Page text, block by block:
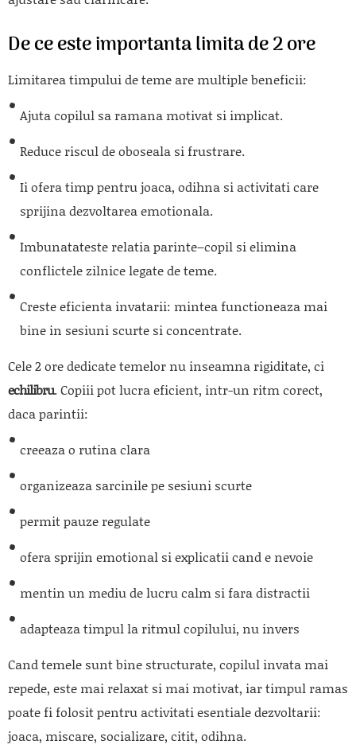
De ce este importanta limita de 2 ore
Limitarea timpului de teme are multiple beneficii:
Ajuta copilul sa ramana motivat si implicat.
Reduce riscul de oboseala si frustrare.
Ii ofera timp pentru joaca, odihna si activitati care
sprijina dezvoltarea emotionala.
Imbunatateste relatia parinte–copil si elimina
conflictele zilnice legate de teme.
Creste eficienta invatarii: mintea functioneaza mai
bine in sesiuni scurte si concentrate.
Cele 2 ore dedicate temelor nu inseamna rigiditate, ci
echilibru. Copiii pot lucra eficient, intr-un ritm corect,
daca parintii:
creeaza o rutina clara
organizeaza sarcinile pe sesiuni scurte
permit pauze regulate
ofera sprijin emotional si explicatii cand e nevoie
mentin un mediu de lucru calm si fara distractii
adapteaza timpul la ritmul copilului, nu invers
Cand temele sunt bine structurate, copilul invata mai
repede, este mai relaxat si mai motivat, iar timpul ramas
poate fi folosit pentru activitati esentiale dezvoltarii:
joaca, miscare, socializare, citit, odihna.